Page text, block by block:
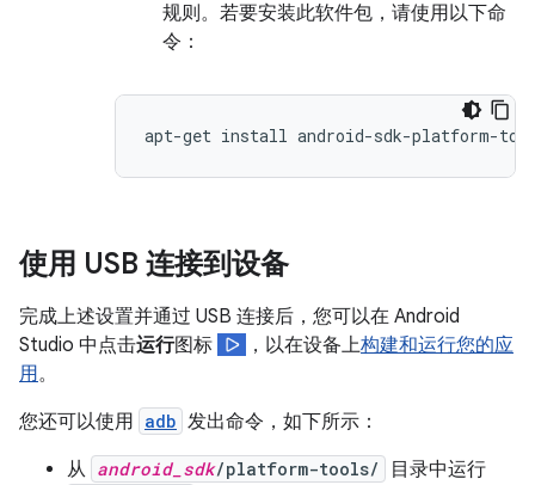
规则。若要安装此软件包，请使用以下命
令：
使用 USB 连接到设备
完成上述设置并通过 USB 连接后，您可以在 Android
Studio 中点击运行图标 ，以在设备上构建和运行您的应
用。
您还可以使用 adb 发出命令，如下所示：
从 android_sdk/platform-tools/ 目录中运行